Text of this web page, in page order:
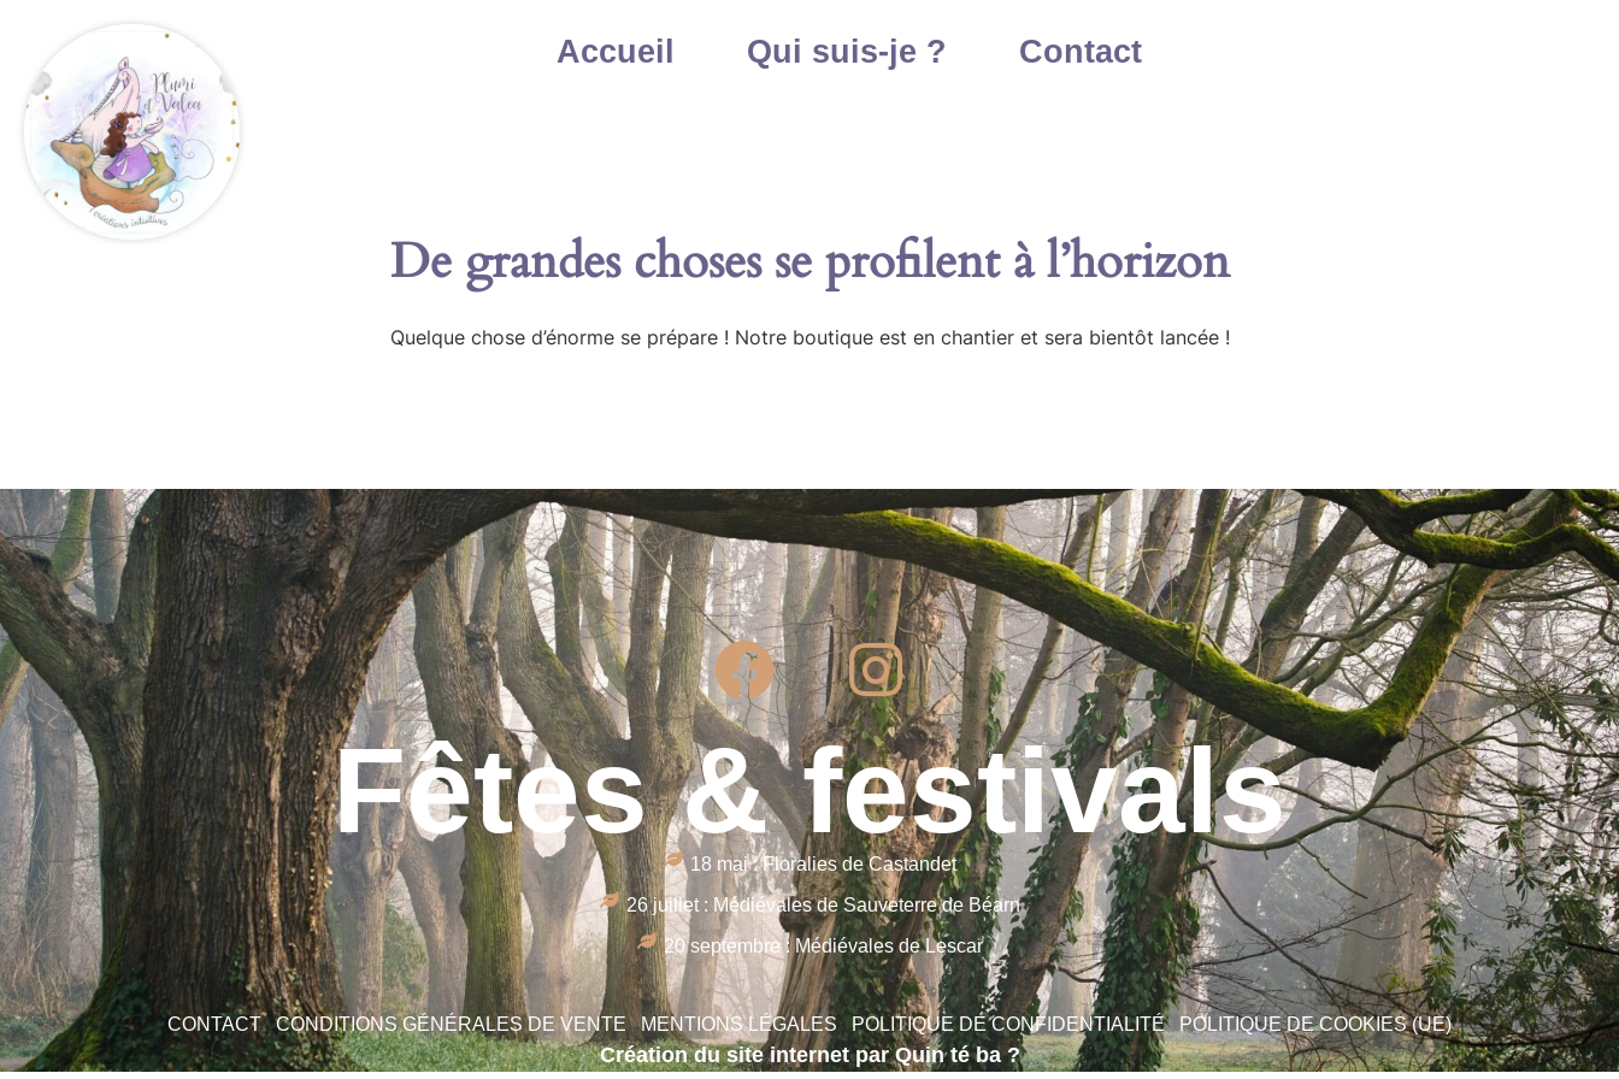
Accueil Qui suis-je ? Contact
De grandes choses se profilent à l’horizon
Quelque chose d’énorme se prépare ! Notre boutique est en chantier et sera bientôt lancée !
Fêtes & festivals
18 mai : Floralies de Castandet
26 juillet : Médiévales de Sauveterre de Béarn
20 septembre : Médiévales de Lescar
CONTACT CONDITIONS GÉNÉRALES DE VENTE MENTIONS LÉGALES POLITIQUE DE CONFIDENTIALITÉ POLITIQUE DE COOKIES (UE)
Création du site internet par Quin té ba ?